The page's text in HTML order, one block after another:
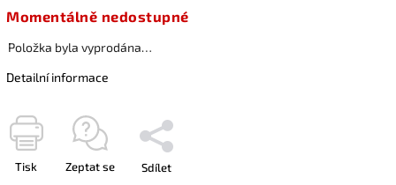
Momentálně nedostupné
Položka byla vyprodána…
Detailní informace
Tisk Zeptat se Sdílet